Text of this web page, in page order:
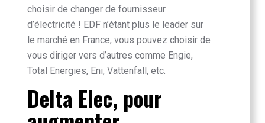
choisir de changer de fournisseur
d’électricité ! EDF n’étant plus le leader sur
le marché en France, vous pouvez choisir de
vous diriger vers d’autres comme Engie,
Total Energies, Eni, Vattenfall, etc.
Delta Elec, pour